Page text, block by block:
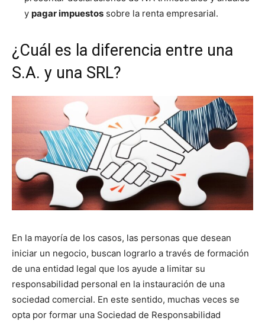
y pagar impuestos sobre la renta empresarial.
¿Cuál es la diferencia entre una
S.A. y una SRL?
En la mayoría de los casos, las personas que desean
iniciar un negocio, buscan lograrlo a través de formación
de una entidad legal que los ayude a limitar su
responsabilidad personal en la instauración de una
sociedad comercial. En este sentido, muchas veces se
opta por formar una Sociedad de Responsabilidad